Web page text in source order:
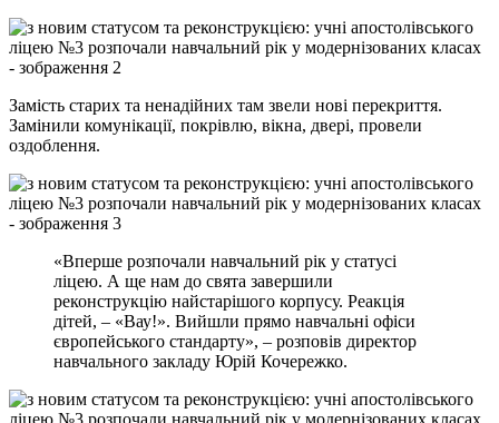
Замість старих та ненадійних там звели нові перекриття.
Замінили комунікації, покрівлю, вікна, двері, провели
оздоблення.
«Вперше розпочали навчальний рік у статусі
ліцею. А ще нам до свята завершили
реконструкцію найстарішого корпусу. Реакція
дітей, – «Вау!». Вийшли прямо навчальні офіси
європейського стандарту», – розповів директор
навчального закладу Юрій Кочережко.